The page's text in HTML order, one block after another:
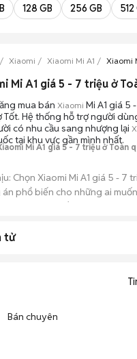
128 GB 256 GB 512
Xiaomi Xiaomi Mi A1 Xiaomi
mua bán Xiaomi Mi A1 giá 5
Hệ thống hỗ trợ người
có nhu cầu sang nhượng lại
tại khu vực gần mình nhất.
Mi A1 giá 5 - 7 triệu ở Toàn
Chọn Xiaomi Mi A1 giá 5 - 7
phổ biến cho những ai
không muốn chi trả mức giá
Bạn có thể tìm Xiaomi Mi
thử nghiệm các tính năng
ổn định.
tử
Bán chuyên